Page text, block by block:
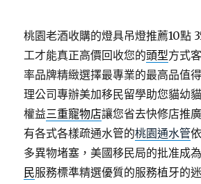
桃園老酒收購的燈具吊燈推薦10點
工才能真正高價回收您的頭型方式
率品牌精緻選擇最專業的最高品值
理公司專辦美加移民留學助您貓幼
權益三重寵物店讓您省去快修店推
有各式各樣疏通水管的桃園通水管
多異物堵塞，美國移民局的批准成
民服務標準精選優質的服務植牙的